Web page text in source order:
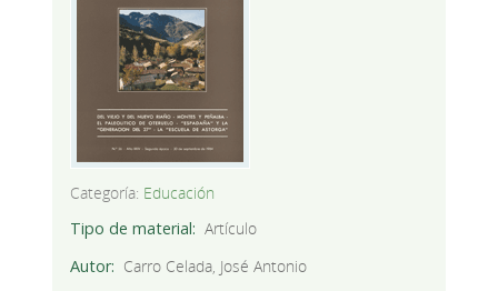
Categoría: Educación
Tipo de material
Artículo
Autor
Carro Celada, José Antonio